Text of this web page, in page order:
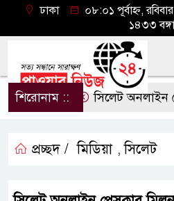
ঢাকা
০৮:০১ পূর্বাহ্ন,
১৪৩৩
শিরোনাম :: সিলেট অনলাইন
প্রচ্ছদ / মিডিয়া ,সিলেট